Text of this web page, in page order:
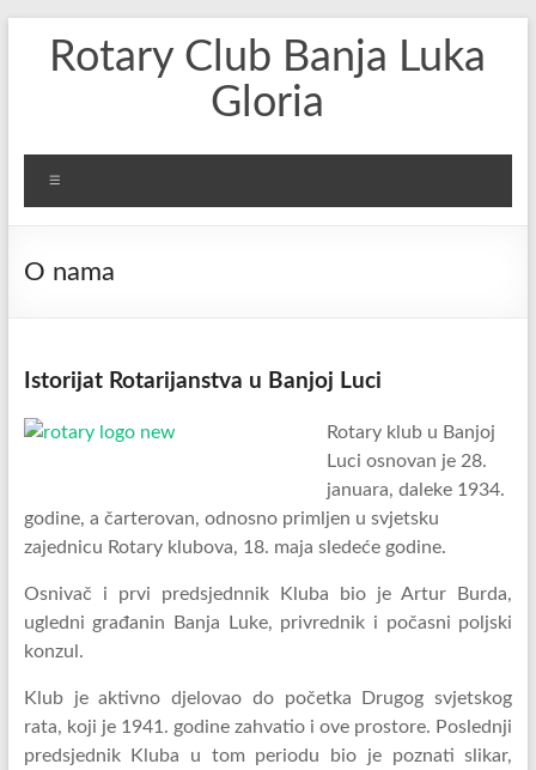
contentRotary Club Banja Luka
Gloria
O nama
Istorijat Rotarijanstva u Banjoj Luci
Rotary klub u Banjoj
Luci osnovan je 28.
januara, daleke 1934.
godine, a čarterovan, odnosno primljen u svjetsku
zajednicu Rotary klubova, 18. maja sledeće godine.
Osnivač i prvi predsjednnik Kluba bio je Artur Burda,
ugledni građanin Banja Luke, privrednik i počasni poljski
konzul.
Klub je aktivno djelovao do početka Drugog svjetskog
rata, koji je 1941. godine zahvatio i ove prostore. Poslednji
predsjednik Kluba u tom periodu bio je poznati slikar,